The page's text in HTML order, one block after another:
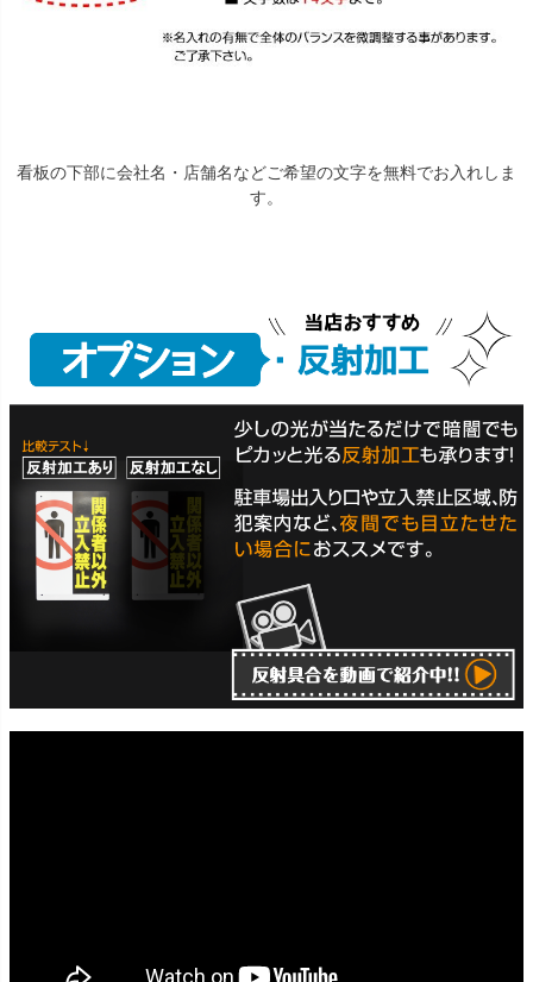
看板の下部に会社名・店舗名などご希望の文字を無料でお入れしま
す。